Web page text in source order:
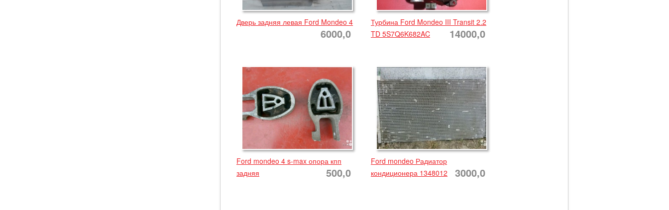
Дверь задняя левая Ford Mondeo 4
6000,0
Турбина Ford Mondeo III Transit 2.2
TD 5S7Q6K682AC
14000,0
Ford mondeo 4 s-max опора кпп
задняя
500,0
Ford mondeo Радиатор
кондиционера 1348012
3000,0